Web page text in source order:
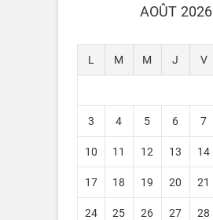
AOÛT 2026
L M M J V
3 4 5 6 7
10 11 12 13 14
17 18 19 20 21
24 25 26 27 28